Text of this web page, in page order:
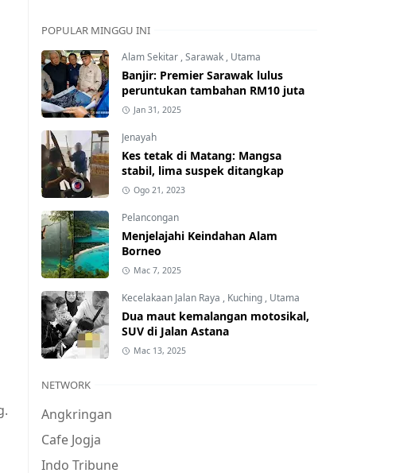
POPULAR MINGGU INI
Alam Sekitar ,Sarawak , Utama
Banjir: Premier Sarawak lulus
peruntukan tambahan RM10 juta
Jan 31, 2025
Jenayah
Kes tetak di Matang: Mangsa
stabil, lima suspek ditangkap
Ogo 21, 2023
Pelancongan
Menjelajahi Keindahan Alam
Borneo
Mac 7, 2025
Kecelakaan Jalan Raya , Kuching , Utama
Dua maut kemalangan motosikal,
SUV di Jalan Astana
Mac 13, 2025
NETWORK
Angkringan
Cafe Jogja
Indo Tribune